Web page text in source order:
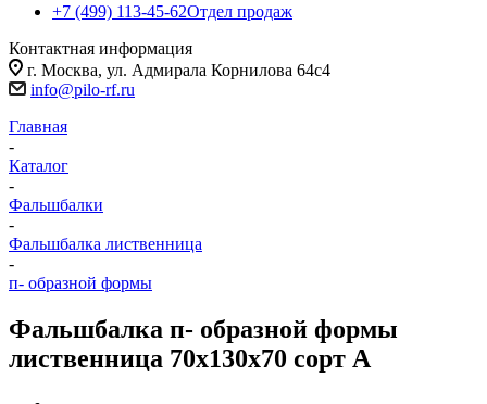
+7 (499) 113-45-62Отдел продаж
Контактная информация
г. Москва, ул. Адмирала Корнилова 64с4
info@pilo-rf.ru
Главная
-
Каталог
-
Фальшбалки
-
Фальшбалка лиственница
-
п- образной формы
Фальшбалка п- образной формы
лиственница 70х130х70 сорт А